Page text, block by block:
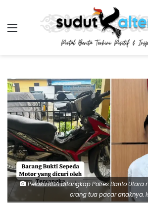
Menu
Pelaku RDA ditangkap Polres Barito
orang tua pacar anaknya.